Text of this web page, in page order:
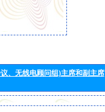
、无线电顾问组)主席和副主席